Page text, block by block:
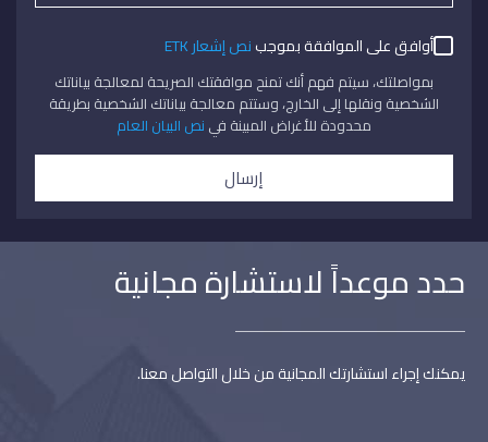
أوافق على الموافقة بموجبنص إشعار ETK
بمواصلتك، سيتم فهم أنك تمنح موافقتك الصريحة لمعالجة بياناتك
الشخصية ونقلها إلى الخارج، وستتم معالجة بياناتك الشخصية بطريقة
محدودة للأغراض المبينة في نص البيان العام
إرسال
حدد موعداً لاستشارة مجانية
يمكنك إجراء استشارتك المجانية من خلال التواصل معنا.